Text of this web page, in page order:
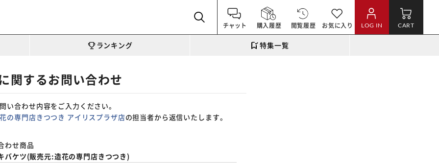
チャット 購入履歴 閲覧履歴 お気に入り LOG IN CART
ランキング 特集一覧
関するお問い合わせ
い合わせ内容をご入力ください。
の専門店きつつき アイリスプラザ店の担当者から返信いたします。
わせ商品
バケツ(販売元:造花の専門店きつつき)